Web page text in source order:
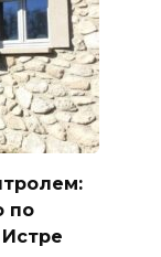
по